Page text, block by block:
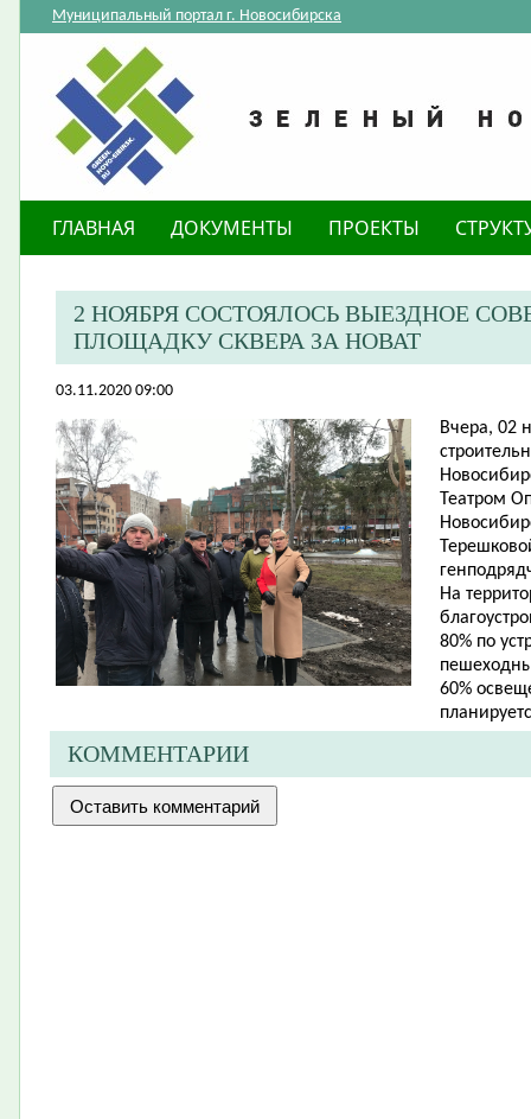
Муниципальный портал г. Новосибирска
ГЛАВНАЯ ДОКУМЕНТЫ ПРОЕКТЫ
2 НОЯБРЯ СОСТОЯЛОСЬ ВЫЕЗДНОЕ
ПЛОЩАДКУ СКВЕРА ЗА НОВАТ
03.11.2020 09:00
Вчера, 02
Театром
На
80% по
60%
КОММЕНТАРИИ